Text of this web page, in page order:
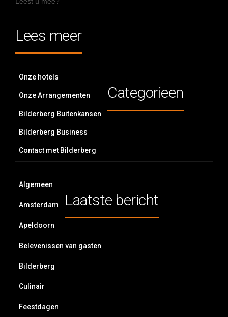
Lees meer
Onze hotels
Onze Arrangementen
Bilderberg Buitenkansen
Bilderberg Business
Contact met Bilderberg
Categorieen
Algemeen
Amsterdam
Apeldoorn
Belevenissen van gasten
Bilderberg
Culinair
Feestdagen
Laatste bericht